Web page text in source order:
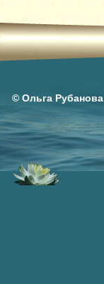
© Ольга Рубанова